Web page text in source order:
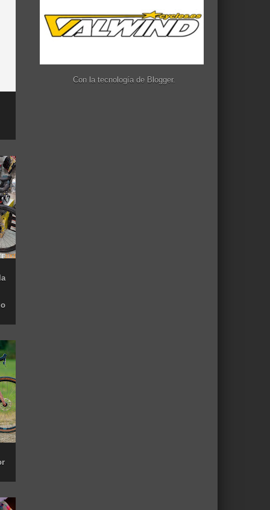
Con la tecnología de Blogger.